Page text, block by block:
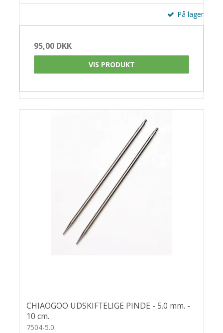
På lager
95,00 DKK
VIS PRODUKT
CHIAOGOO UDSKIFTELIGE PINDE - 5.0 mm. -
10 cm.
7504-5.0